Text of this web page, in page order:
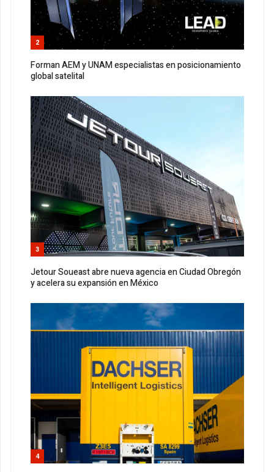
2
Forman AEM y UNAM especialistas en posicionamiento
global satelital
3
Jetour Soueast abre nueva agencia en Ciudad Obregón
y acelera su expansión en México
4